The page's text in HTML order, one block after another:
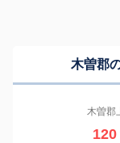
木曽郡
木曽郡
120